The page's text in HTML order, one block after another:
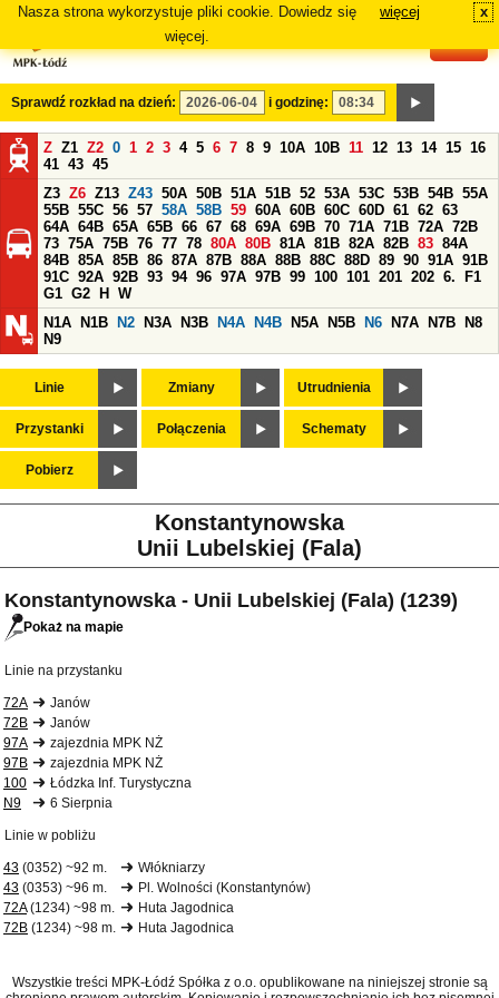
Nasza strona wykorzystuje pliki cookie. Dowiedz się
więcej.
więcej x
Sprawdź rozkład na dzień: i godzinę:
Z Z1 Z2 0 1 2 3 4 5 6 7 8 9 10A 10B 11 12 13 14 15 16
41 43 45
Z3 Z6 Z13 Z43 50A 50B 51A 51B 52 53A 53C 53B 54B 55A
55B 55C 56 57 58A 58B 59 60A 60B 60C 60D 61 62 63
64A 64B 65A 65B 66 67 68 69A 69B 70 71A 71B 72A 72B
73 75A 75B 76 77 78 80A 80B 81A 81B 82A 82B 83 84A
84B 85A 85B 86 87A 87B 88A 88B 88C 88D 89 90 91A 91B
91C 92A 92B 93 94 96 97A 97B 99 100 101 201 202 6.
F1
G1 G2 H
W
N1A
N1B N2 N3A N3B N4A N4B N5A N5B N6 N7A N7B
N8
N9
Linie Zmiany Utrudnienia
Przystanki Połączenia Schematy
Pobierz
Konstantynowska
Unii Lubelskiej (Fala)
Konstantynowska - Unii Lubelskiej (Fala) (1239)
Pokaż na mapie
Linie na przystanku
72A
Janów
72B
Janów
97A
zajezdnia MPK NŻ
97B
zajezdnia MPK NŻ
100
Łódzka Inf. Turystyczna
N9
6 Sierpnia
Linie w pobliżu
43 (0352) ~92 m.
Włókniarzy
43 (0353) ~96 m.
Pl. Wolności (Konstantynów)
72A(1234) ~98 m.
Huta Jagodnica
72B (1234) ~98 m. Huta Jagodnica
Wszystkie treści MPK-Łódź Spółka z o.o. opublikowane na niniejszej stronie są